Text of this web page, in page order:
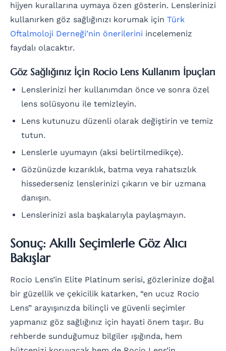
hijyen kurallarına uymaya özen gösterin. Lenslerinizi
kullanırken göz sağlığınızı korumak için Türk
Oftalmoloji Derneği’nin önerilerini incelemeniz
faydalı olacaktır.
Göz Sağlığınız İçin Rocio Lens Kullanım İpuçları
Lenslerinizi her kullanımdan önce ve sonra özel
lens solüsyonu ile temizleyin.
Lens kutunuzu düzenli olarak değiştirin ve temiz
tutun.
Lenslerle uyumayın (aksi belirtilmedikçe).
Gözünüzde kızarıklık, batma veya rahatsızlık
hissederseniz lenslerinizi çıkarın ve bir uzmana
danışın.
Lenslerinizi asla başkalarıyla paylaşmayın.
Sonuç: Akıllı Seçimlerle Göz Alıcı
Bakışlar
Rocio Lens’in Elite Platinum serisi, gözlerinize doğal
bir güzellik ve çekicilik katarken, “en ucuz Rocio
Lens” arayışınızda bilinçli ve güvenli seçimler
yapmanız göz sağlığınız için hayati önem taşır. Bu
rehberde sunduğumuz bilgiler ışığında, hem